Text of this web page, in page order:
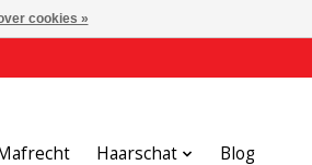
Haarschat Blog
cookies »